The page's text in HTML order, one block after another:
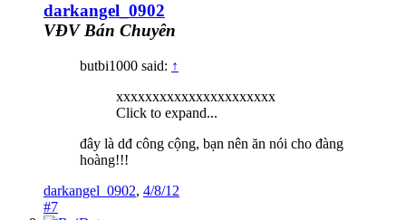
darkangel_0902
VĐV Bán Chuyên
butbi1000 said: ↑
xxxxxxxxxxxxxxxxxxxxxx
Click to expand...
đây là dđ công cộng, bạn nên ăn nói cho đàng
hoàng!!!
darkangel_0902, 4/8/12
#7